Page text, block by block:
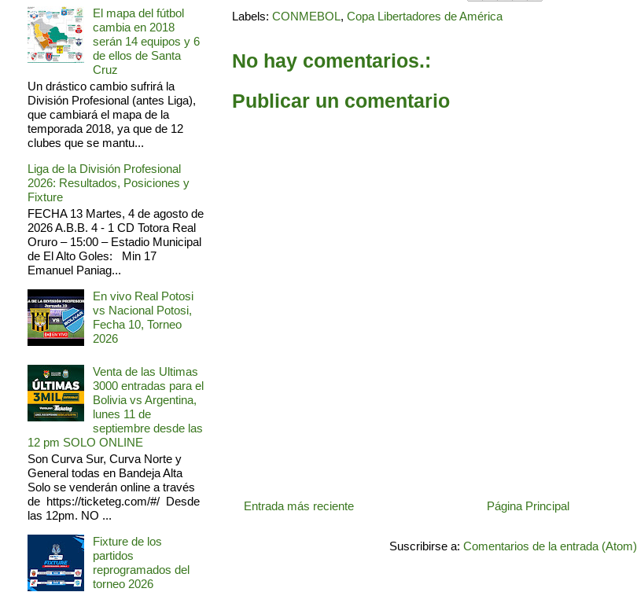
Labels: CONMEBOL, Copa Libertadores de América
No hay comentarios.:
Publicar un comentario
Entrada más reciente Página Principal
Suscribirse a: Comentarios de la entrada (Atom)
El mapa del fútbol
cambia en 2018
serán 14 equipos y 6
de ellos de Santa
Cruz
Un drástico cambio sufrirá la
División Profesional (antes Liga),
que cambiará el mapa de la
temporada 2018, ya que de 12
clubes que se mantu...
Liga de la División Profesional
2026: Resultados, Posiciones y
Fixture
FECHA 13 Martes, 4 de agosto de
2026 A.B.B. 4 - 1 CD Totora Real
Oruro – 15:00 – Estadio Municipal
de El Alto Goles: Min 17
Emanuel Paniag...
En vivo Real Potosi
vs Nacional Potosi,
Fecha 10, Torneo
2026
Venta de las Ultimas
3000 entradas para el
Bolivia vs Argentina,
lunes 11 de
septiembre desde las
12 pm SOLO ONLINE
Son Curva Sur, Curva Norte y
General todas en Bandeja Alta
Solo se venderán online a través
de https://ticketeg.com/#/ Desde
las 12pm. NO ...
Fixture de los
partidos
reprogramados del
torneo 2026